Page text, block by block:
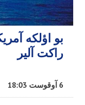
بو اؤلکه
راکت آلیر
6 آوقوست 18:03